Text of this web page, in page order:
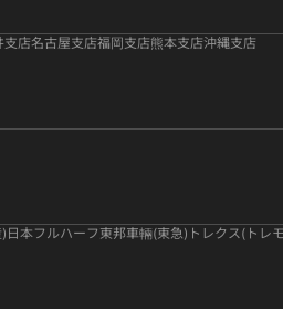
支店名古屋支店福岡支店熊本支店沖縄支店
日本フルハーフ 東邦車輛(東急) トレクス(トレ